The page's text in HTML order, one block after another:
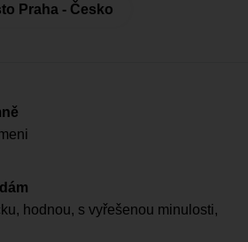
Praha - Česko
hodnou, s vyřešenou minulosti,